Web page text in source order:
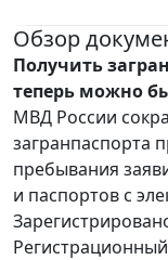
Обзор
Получить
теперь можно
МВД России
загранпаспорта
пребывания
и паспортов с